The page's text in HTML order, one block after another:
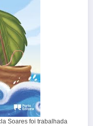
Soares foi trabalhada